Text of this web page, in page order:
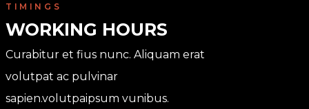
TIMINGS
WORKING HOURS
Curabitur et fius nunc. Aliquam erat
volutpat ac pulvinar
sapien.volutpaipsum vunibus.